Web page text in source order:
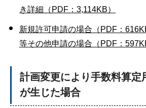
き詳細（PDF：3,114KB）
新規許可申請の場合（PDF：
等その他申請の場合（PDF：
計画変更により手数料算定
が生じた場合